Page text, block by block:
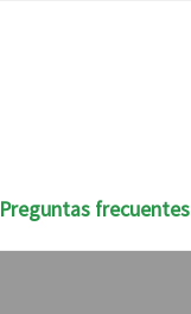
Preguntas frecuentes